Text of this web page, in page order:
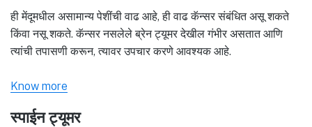
ही मेंदूमधील असामान्य पेशींची वाढ आहे, ही वाढ कॅन्सर संबंधित असू शकते
किंवा नसू शकते. कॅन्सर नसलेले ब्रेन ट्यूमर देखील गंभीर असतात आणि
त्यांची तपासणी करून, त्यावर उपचार करणे आवश्यक आहे.
Know more
स्पाईन ट्यूमर